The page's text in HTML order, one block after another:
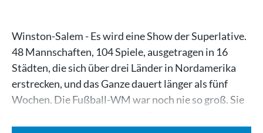
Winston-Salem - Es wird eine Show der Superlative.
48 Mannschaften, 104 Spiele, ausgetragen in 16
Städten, die sich über drei Länder in Nordamerika
erstrecken, und das Ganze dauert länger als fünf
Wochen. Die Fußball-WM war noch nie so groß. Sie